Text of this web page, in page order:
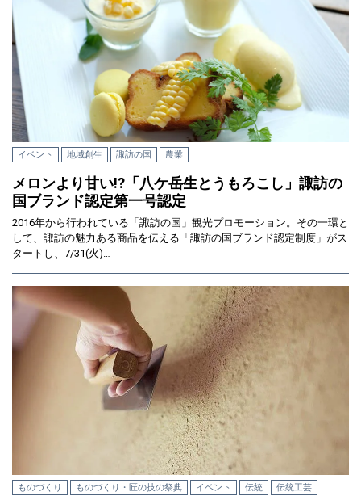
イベント 地域創生 諏訪の国 農業
メロンより甘い!?「八ケ岳生とうもろこし」諏訪の
国ブランド認定第一号認定
2016年から行われている「諏訪の国」観光プロモーション。その一環と
して、諏訪の魅力ある商品を伝える「諏訪の国ブランド認定制度」がス
タートし、7/31(火)…
ものづくり ものづくり・匠の技の祭典 イベント 伝統 伝統工芸